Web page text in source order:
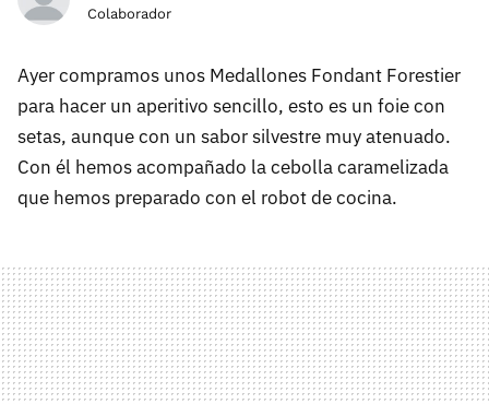
Colaborador
Ayer compramos unos Medallones Fondant Forestier
para hacer un aperitivo sencillo, esto es un foie con
setas, aunque con un sabor silvestre muy atenuado.
Con él hemos acompañado la cebolla caramelizada
que hemos preparado con el robot de cocina.